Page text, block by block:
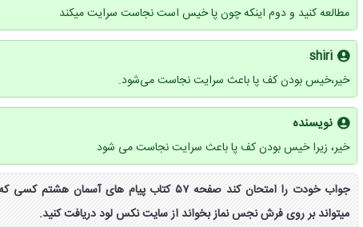
مطالعه کنید و دوم اینکه چون پا خیس است نجاست سرایت میکند
shiri
خیر،خیس بودن کف پا باعث سرایت نجاست می‌شود.
نویسنده
خیر، زیرا خیس بودن کف پا باعث سرایت نجاست می شود
جواب خودت را امتحان کند صفحه ۵۷ کتاب پیام های
میتواند بر روی فرش نجس نماز بخواند از سایت نکس لود دریافت کنید.